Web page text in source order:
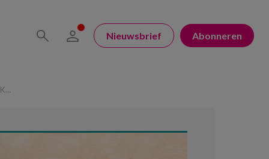
Nieuwsbrief Abonneren